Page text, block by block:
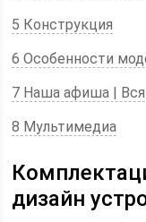
5 Конструкция
6 Особенности
7 Наша афиша |
8 Мультимедиа
дизайн